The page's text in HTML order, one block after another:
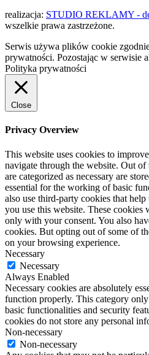
realizacja: STUDIO REKLAMY -
wszelkie prawa zastrzeżone.
Serwis używa plików cookie
prywatności. Pozostając w serwisie
Polityka prywatności
Close
Privacy Overview
This website uses cookies to
navigate through the website. Out of
are categorized as necessary are
essential for the working of basic
also use third-party cookies that
you use this website. These
only with your consent. You also
cookies. But opting out of some of
on your browsing experience.
Necessary
Necessary
Always Enabled
Necessary cookies are absolutely
function properly. This category
basic functionalities and security
cookies do not store any personal
Non-necessary
Non-necessary